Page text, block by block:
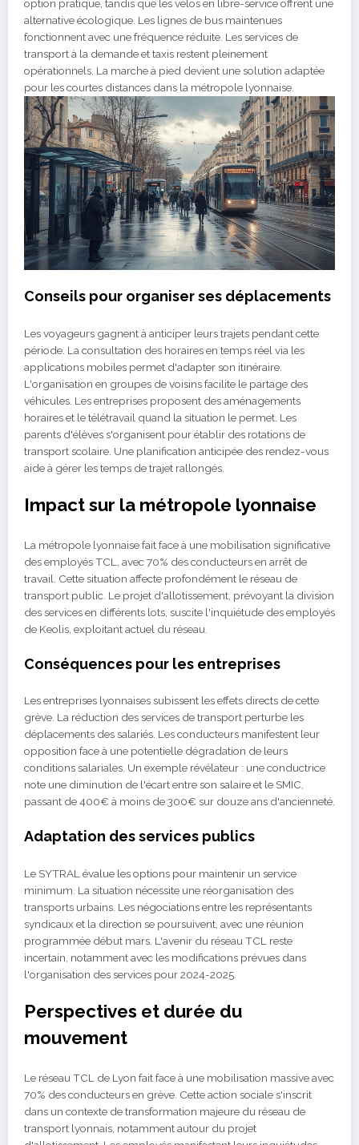
option pratique, tandis que les vélos en libre-service offrent une
alternative écologique. Les lignes de bus maintenues
fonctionnent avec une fréquence réduite. Les services de
transport à la demande et taxis restent pleinement
opérationnels. La marche à pied devient une solution adaptée
pour les courtes distances dans la métropole lyonnaise.
Conseils pour organiser ses déplacements
Les voyageurs gagnent à anticiper leurs trajets pendant cette
période. La consultation des horaires en temps réel via les
applications mobiles permet d'adapter son itinéraire.
L'organisation en groupes de voisins facilite le partage des
véhicules. Les entreprises proposent des aménagements
horaires et le télétravail quand la situation le permet. Les
parents d'élèves s'organisent pour établir des rotations de
transport scolaire. Une planification anticipée des rendez-vous
aide à gérer les temps de trajet rallongés.
Impact sur la métropole lyonnaise
La métropole lyonnaise fait face à une mobilisation significative
des employés TCL, avec 70% des conducteurs en arrêt de
travail. Cette situation affecte profondément le réseau de
transport public. Le projet d'allotissement, prévoyant la division
des services en différents lots, suscite l'inquiétude des employés
de Keolis, exploitant actuel du réseau.
Conséquences pour les entreprises
Les entreprises lyonnaises subissent les effets directs de cette
grève. La réduction des services de transport perturbe les
déplacements des salariés. Les conducteurs manifestent leur
opposition face à une potentielle dégradation de leurs
conditions salariales. Un exemple révélateur : une conductrice
note une diminution de l'écart entre son salaire et le SMIC,
passant de 400€ à moins de 300€ sur douze ans d'ancienneté.
Adaptation des services publics
Le SYTRAL évalue les options pour maintenir un service
minimum. La situation nécessite une réorganisation des
transports urbains. Les négociations entre les représentants
syndicaux et la direction se poursuivent, avec une réunion
programmée début mars. L'avenir du réseau TCL reste
incertain, notamment avec les modifications prévues dans
l'organisation des services pour 2024-2025.
Perspectives et durée du
mouvement
Le réseau TCL de Lyon fait face à une mobilisation massive avec
70% des conducteurs en grève. Cette action sociale s'inscrit
dans un contexte de transformation majeure du réseau de
transport lyonnais, notamment autour du projet